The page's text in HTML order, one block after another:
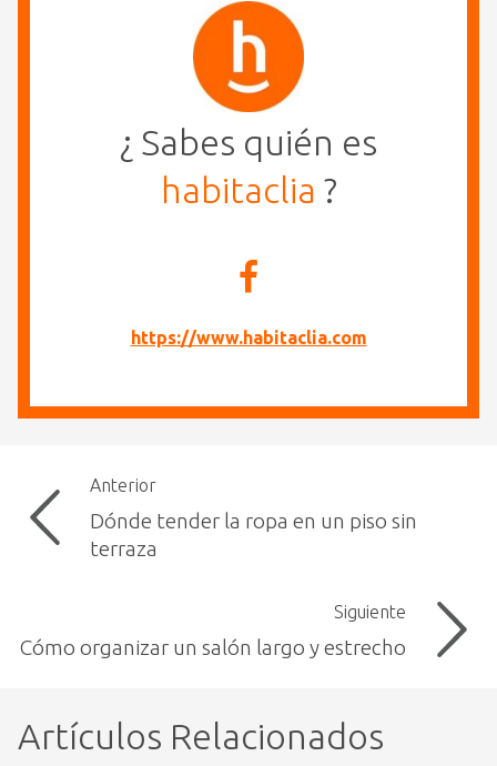
¿ Sabes quién es
habitaclia ?
https://www.habitaclia.com
Anterior
Dónde tender la ropa en un piso sin
terraza
Siguiente
Cómo organizar un salón largo y estrecho
Artículos Relacionados